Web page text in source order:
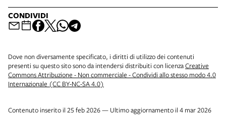
CONDIVIDI
Dove non diversamente specificato, i diritti di utilizzo dei contenuti
presenti su questo sito sono da intendersi distribuiti con licenzaCreative
Commons Attribuzione - Non commerciale - Condividi allo stesso modo 4.0
Internazionale (CC BY-NC-SA 4.0)
Contenuto inserito il 25 feb 2026 — Ultimo aggiornamento il 4 mar 2026